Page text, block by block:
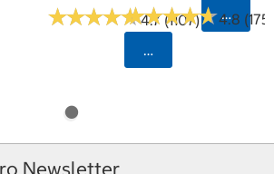
Postal
★★★★★
★★★★★4.7 (1107)
★★★★★
★★★★★4.8 (175)
Seleccionar
Newsletter